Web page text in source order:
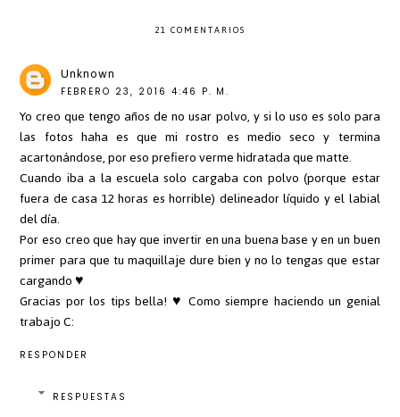
21 COMENTARIOS
Unknown
FEBRERO 23, 2016 4:46 P. M.
Yo creo que tengo años de no usar polvo, y si lo uso es solo para
las fotos haha es que mi rostro es medio seco y termina
acartonándose, por eso prefiero verme hidratada que matte.
Cuando iba a la escuela solo cargaba con polvo (porque estar
fuera de casa 12 horas es horrible) delineador líquido y el labial
del día.
Por eso creo que hay que invertir en una buena base y en un buen
primer para que tu maquillaje dure bien y no lo tengas que estar
cargando ♥
Gracias por los tips bella! ♥ Como siempre haciendo un genial
trabajo C:
RESPONDER
RESPUESTAS